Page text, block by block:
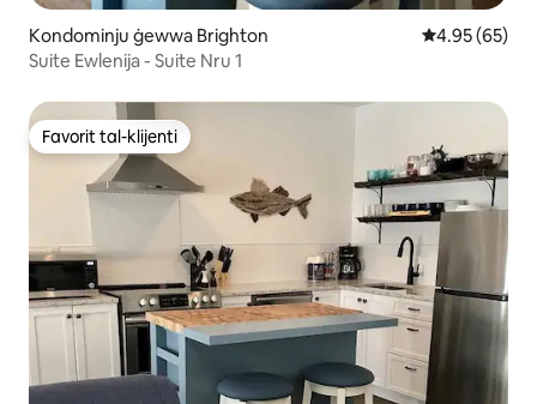
Kondominju ġewwa Brighton Rating medju
4.95 (65)
Suite Ewlenija - Suite Nru 1
Favorit tal-klijenti
Favorit tal-klijenti